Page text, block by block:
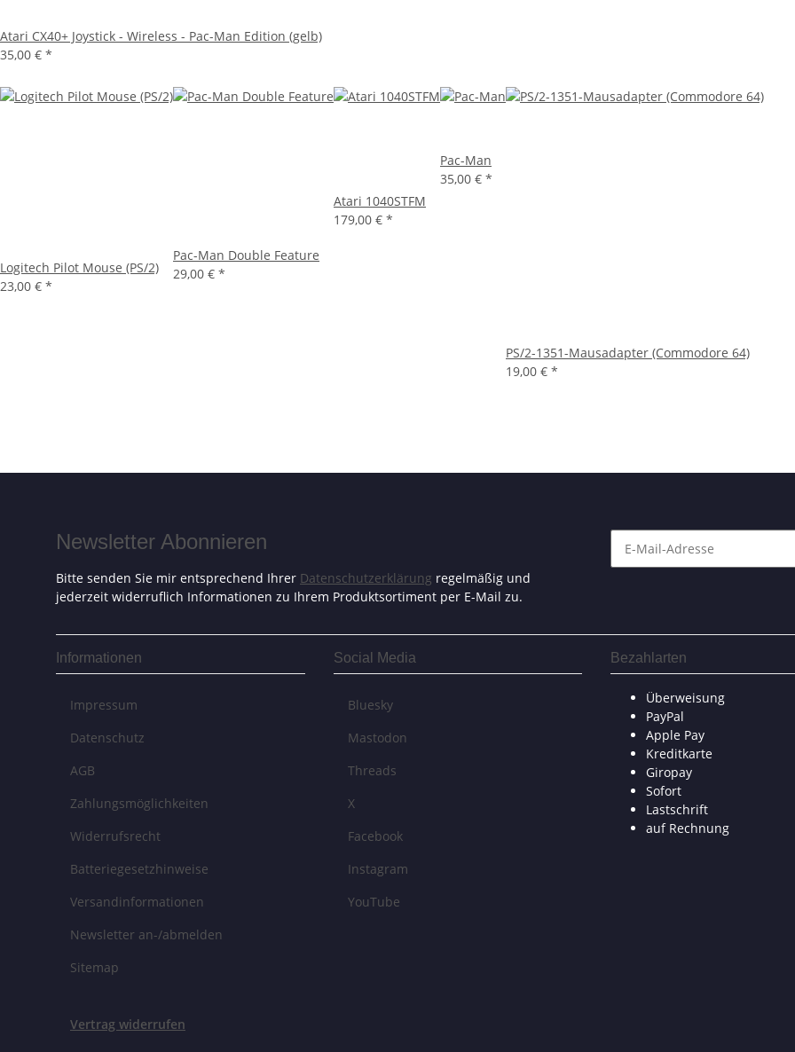
Atari CX40+ Joystick - Wireless - Pac-Man Edition (gelb)
35,00 € *
Logitech Pilot Mouse (PS/2)
23,00 € *
Pac-Man Double Feature
29,00 € *
Atari 1040STFM
179,00 € *
Pac-Man
35,00 € *
PS/2-1351-Mausadapter (Commodore 64)
19,00 € *
Newsletter Abonnieren
Bitte senden Sie mir entsprechend Ihrer Datenschutzerklärung regelmäßig und
jederzeit widerruflich Informationen zu Ihrem Produktsortiment per E-Mail zu.
Informationen
Impressum
Datenschutz
AGB
Zahlungsmöglichkeiten
Widerrufsrecht
Batteriegesetzhinweise
Versandinformationen
Newsletter an-/abmelden
Sitemap
Social Media
Bluesky
Mastodon
Threads
X
Facebook
Instagram
YouTube
Bezahlarten
Überweisung
PayPal
Apple Pay
Kreditkarte
Giropay
Sofort
Lastschrift
auf Rechnung
Vertrag widerrufen